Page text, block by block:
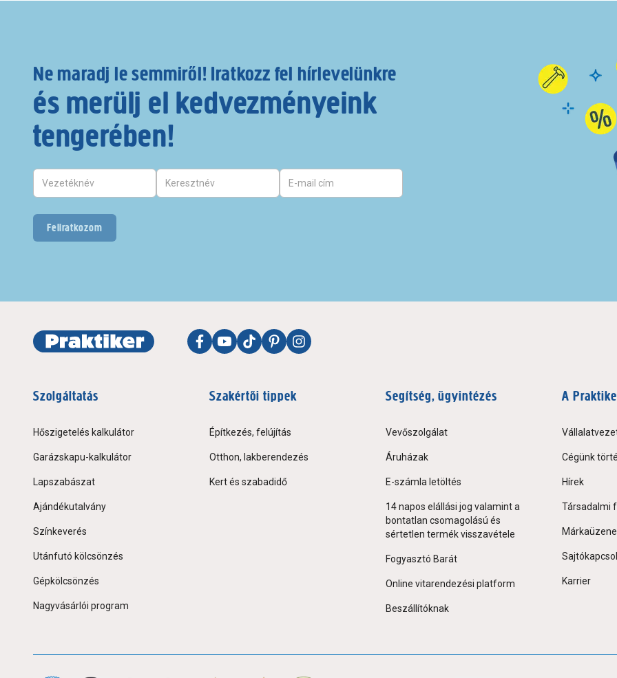
Ne maradj le semmiről! Iratkozz fel hírlevelünkre
és merülj el kedvezményeink
tengerében!
Feliratkozom
Szolgáltatás
Hőszigetelés kalkulátor
Garázskapu-kalkulátor
Lapszabászat
Ajándékutalvány
Színkeverés
Utánfutó kölcsönzés
Gépkölcsönzés
Nagyvásárlói program
Szakértői tippek
Építkezés, felújítás
Otthon, lakberendezés
Kert és szabadidő
Segítség, ügyintézés
Vevőszolgálat
Áruházak
E-számla letöltés
14 napos elállási jog valamint a
bontatlan csomagolású és
sértetlen termék visszavétele
Fogyasztó Barát
Online vitarendezési platform
Beszállítóknak
A
Cégünk
Hírek
Társadalmi
Karrier